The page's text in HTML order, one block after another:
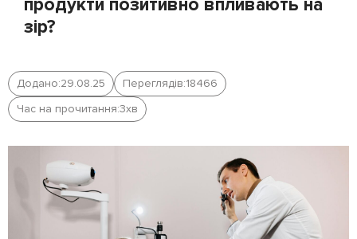
продукти позитивно впливають на
зір?
Додано:29.08.25 Переглядів:18466
Час на прочитання:3хв